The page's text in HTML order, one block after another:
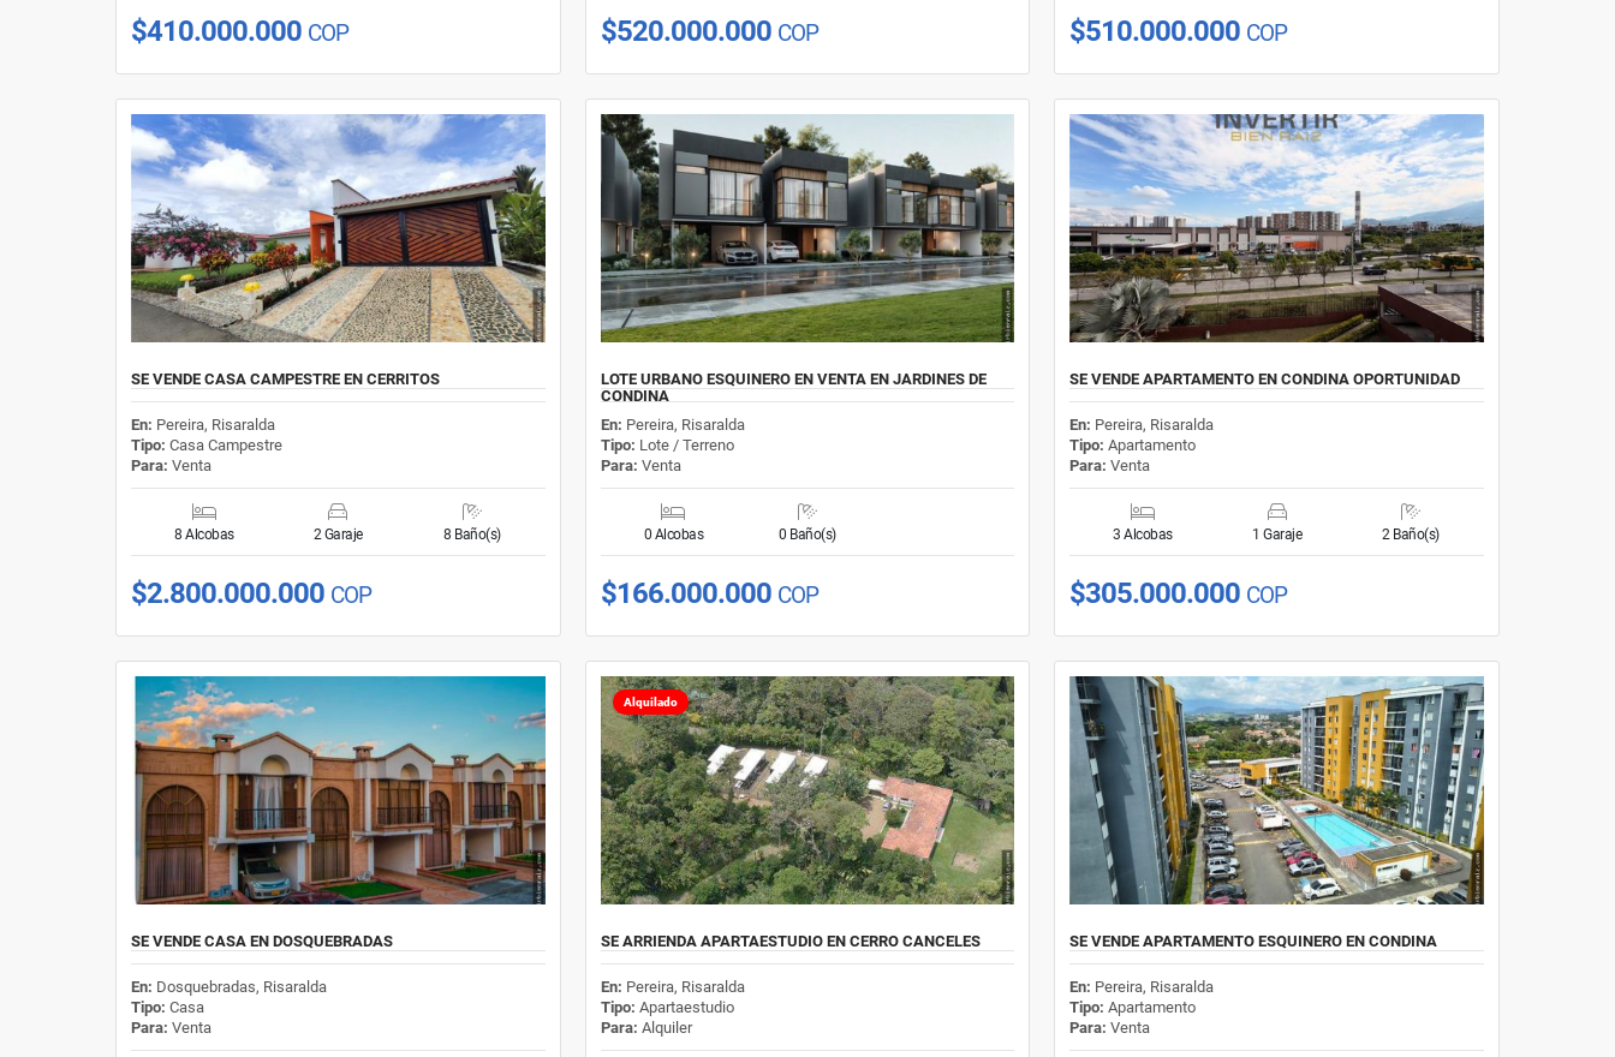
$410.000.000 COP $520.000.000 COP $510.000.000 COP
SE VENDE CASA CAMPESTRE EN CERRITOS
En: Pereira, Risaralda
Tipo: Casa Campestre
Para: Venta
8 Alcobas 2 Garaje 8 Baño(s)
$2.800.000.000 COP
LOTE URBANO ESQUINERO EN VENTA EN JARDINES DE
CONDINA
En: Pereira, Risaralda
Tipo: Lote / Terreno
Para: Venta
0 Alcobas 0 Baño(s)
$166.000.000 COP
SE VENDE APARTAMENTO EN CONDINA OPORTUNIDAD
En: Pereira, Risaralda
Tipo: Apartamento
Para: Venta
3 Alcobas 1 Garaje 2 Baño(s)
$305.000.000 COP
SE VENDE CASA EN DOSQUEBRADAS
En: Dosquebradas, Risaralda
Tipo: Casa
Para: Venta
Alquilado
SE ARRIENDA APARTAESTUDIO EN CERRO CANCELES
En: Pereira, Risaralda
Tipo: Apartaestudio
Para: Alquiler
SE VENDE APARTAMENTO ESQUINERO EN CONDINA
En: Pereira, Risaralda
Tipo: Apartamento
Para: Venta